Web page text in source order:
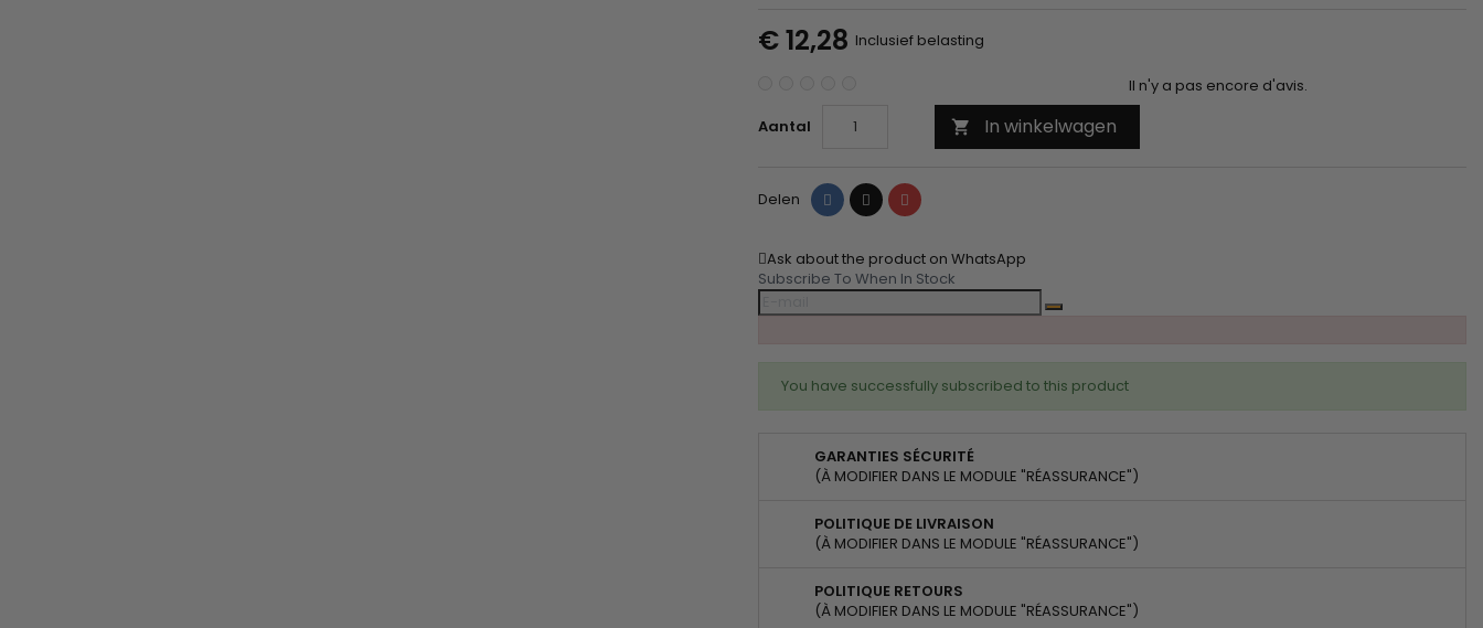
€ 12,28 Inclusief belasting
Il n'y a pas encore d'avis.
Aantal
 In winkelwagen
Delen Delen Tweet Pinterest
Ask about the product on WhatsApp
Subscribe To When In Stock
You have successfully subscribed to this product
GARANTIES SÉCURITÉ
(À MODIFIER DANS LE MODULE "RÉASSURANCE")
POLITIQUE DE LIVRAISON
(À MODIFIER DANS LE MODULE "RÉASSURANCE")
POLITIQUE RETOURS
(À MODIFIER DANS LE MODULE "RÉASSURANCE")